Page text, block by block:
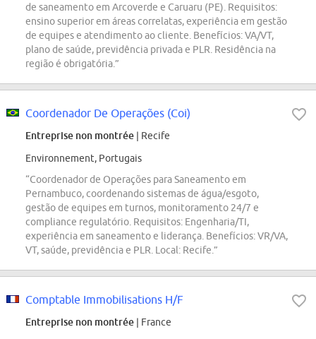
de saneamento em Arcoverde e Caruaru (PE). Requisitos:
ensino superior em áreas correlatas, experiência em gestão
de equipes e atendimento ao cliente. Benefícios: VA/VT,
plano de saúde, previdência privada e PLR. Residência na
região é obrigatória.”
Coordenador De Operações (Coi)
Entreprise non montrée | Recife
Environnement, Portugais
“Coordenador de Operações para Saneamento em
Pernambuco, coordenando sistemas de água/esgoto,
gestão de equipes em turnos, monitoramento 24/7 e
compliance regulatório. Requisitos: Engenharia/TI,
experiência em saneamento e liderança. Benefícios: VR/VA,
VT, saúde, previdência e PLR. Local: Recife.”
Comptable Immobilisations H/F
Entreprise non montrée | France